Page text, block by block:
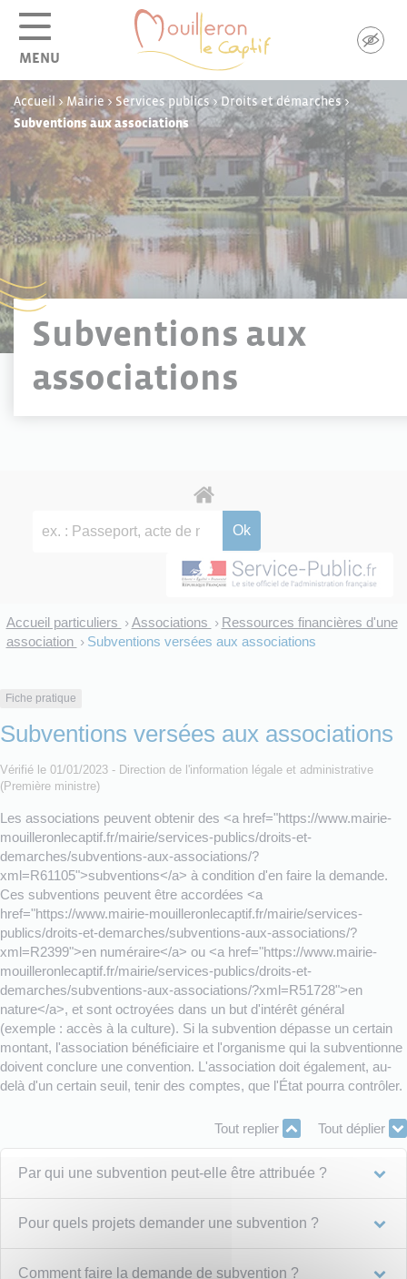
MENU
Accueil >Mairie> Services publics>Droits et démarches>
Subventions aux associations
Subventions aux
associations
Accueil particuliers > Associations > Ressources financières d'une
association > Subventions versées aux associations
Fiche pratique
Subventions versées aux associations
Vérifié le 01/01/2023 - Direction de l'information légale et administrative
(Première ministre)
Les associations peuvent obtenir des <a href="https://www.mairie-
mouilleronlecaptif.fr/mairie/services-publics/droits-et-
demarches/subventions-aux-associations/?
xml=R61105">subventions</a> à condition d'en faire la demande.
Ces subventions peuvent être accordées <a
href="https://www.mairie-mouilleronlecaptif.fr/mairie/services-
publics/droits-et-demarches/subventions-aux-associations/?
xml=R2399">en numéraire</a> ou <a href="https://www.mairie-
mouilleronlecaptif.fr/mairie/services-publics/droits-et-
demarches/subventions-aux-associations/?xml=R51728">en
nature</a>, et sont octroyées dans un but d'intérêt général
(exemple : accès à la culture). Si la subvention dépasse un certain
montant, l'association bénéficiaire et l'organisme qui la subventionne
doivent conclure une convention. L'association doit également, au-
delà d'un certain seuil, tenir des comptes, que l'État pourra contrôler.
Tout replier Tout déplier
Par qui une subvention peut-elle être attribuée ?
Pour quels projets demander une subvention ?
Comment faire la demande de subvention ?
Panneau de gestion des cookies